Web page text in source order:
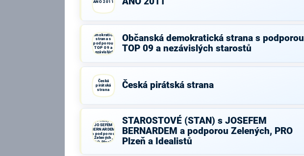
ANO 2011
demokratická
strana s
podporou
TOP 09 a
nezávislých
starostů
Občanská demokratická strana s podporou
TOP 09 a nezávislých starostů
Česká
pirátská
strana
Česká pirátská strana
(STAN) s
JOSEFEM
BERNARDEM
a podporou
Zelených,
PRO Plzeň a
STAROSTOVÉ (STAN) s JOSEFEM
BERNARDEM a podporou Zelených, PRO
Plzeň a Idealistů